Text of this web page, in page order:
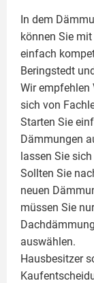
In dem
können Sie
einfach
Beringstedt
Wir empfehlen
sich von
Starten Sie
Dämmungen
lassen Sie
Sollten Sie
neuen
müssen Sie
auswählen.
Hausbesitzer